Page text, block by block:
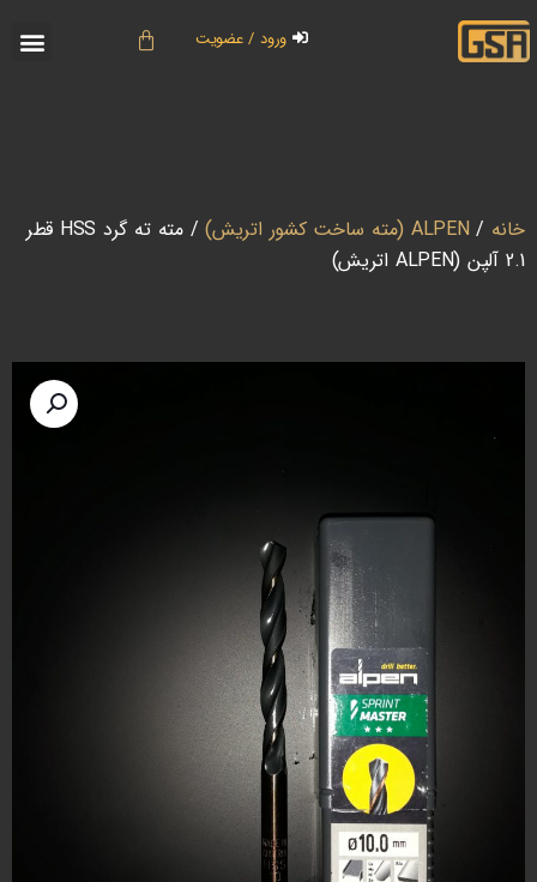
ورود / عضویت
خانه / ALPEN (مته ساخت کشور اتریش)
/ مته ته گرد HSS قطر
2.1 آلپن (ALPEN اتریش)